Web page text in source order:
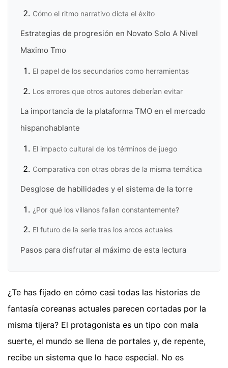
Cómo el ritmo narrativo dicta el éxito
Estrategias de progresión en Novato Solo A Nivel
Maximo Tmo
El papel de los secundarios como herramientas
Los errores que otros autores deberían evitar
La importancia de la plataforma TMO en el mercado
hispanohablante
El impacto cultural de los términos de juego
Comparativa con otras obras de la misma temática
Desglose de habilidades y el sistema de la torre
¿Por qué los villanos fallan constantemente?
El futuro de la serie tras los arcos actuales
Pasos para disfrutar al máximo de esta lectura
¿Te has fijado en cómo casi todas las historias de
fantasía coreanas actuales parecen cortadas por la
misma tijera? El protagonista es un tipo con mala
suerte, el mundo se llena de portales y, de repente,
recibe un sistema que lo hace especial. No es